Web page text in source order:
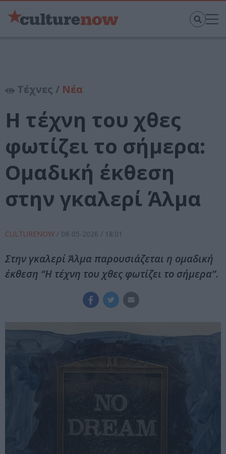
Τέχνες / Νέα
Η τέχνη του χθες
φωτίζει το σήμερα:
Ομαδική έκθεση
στην γκαλερί Άλμα
CULTURENOW / 08-05-2026 / 18:01
Στην γκαλερί Άλμα παρουσιάζεται η ομαδική
έκθεση “Η τέχνη του χθες φωτίζει το σήμερα”.